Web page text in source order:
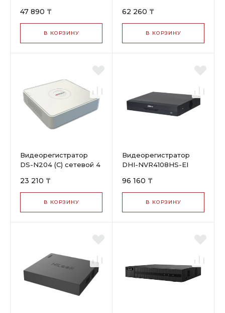
47 890 ₸
В КОРЗИНУ
12Mp Dahua
62 260 ₸
В КОРЗИНУ
Видеорегистратор
DS-N204 (С) сетевой 4
23 210 ₸
В КОРЗИНУ
Видеорегистратор
DHI-NVR4108HS-EI
96 160 ₸
В КОРЗИНУ